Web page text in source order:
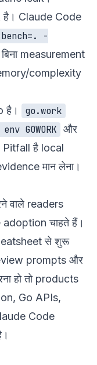
है। Claude Code
-
measurement
complexity
है।
go.work
GOWORK और
है local
मान लेना।
वाले readers
चाहते हैं।
से शुरू
prompts और
हो तो products
Go APIs,
Code